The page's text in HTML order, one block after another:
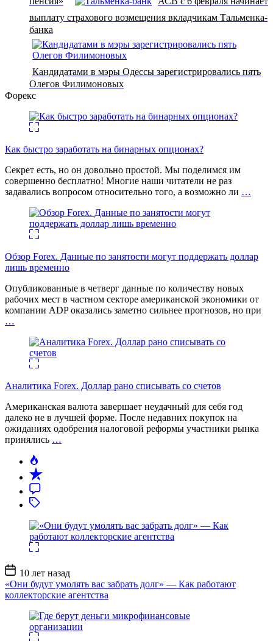
выплату страхового возмещения вкладчикам Тальменка-
банка
Кандидатами в мэры Одессы зарегистрировались пять
Олегов Филимоновых
Форекс
Как быстро заработать на бинарных опционах?
Секрет есть, но он довольно простой. Мы поделимся им
совершенно бесплатно! Многие наши читатели не раз
задавались вопросом относительно того, а возможно ли …
Обзор Forex. Данные по занятости могут поддержать доллар
лишь временно
Опубликованные в четверг данные по количеству новых
рабочих мест в частном секторе американской экономики от
компании ADP оказались заметно сильнее прогнозов, но при
…
Аналитика Forex. Доллар рано списывать со счетов
Американская валюта завершает неудачный для себя год
далеко не в лучшей форме. После недавних покупок на
ожиданиях одобрения налоговой реформы участники рынка
принялись …
Дата
записи
10 лет назад
«Они будут умолять вас забрать долг» — Как работают
коллекторские агентства